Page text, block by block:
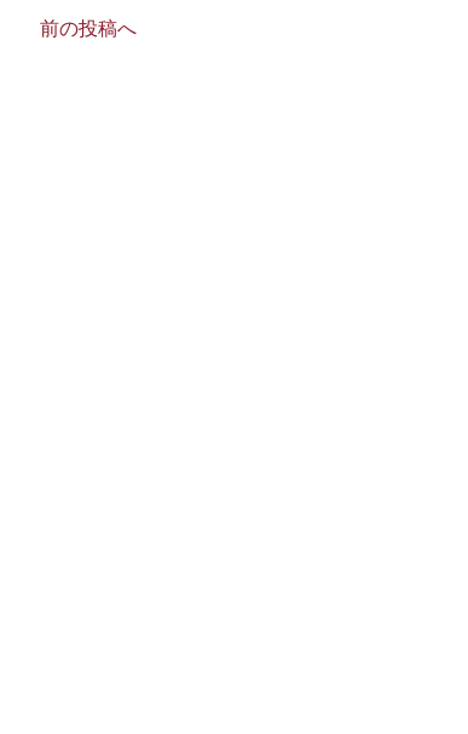
前の投稿へ